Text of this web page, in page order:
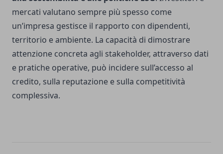
mercati valutano sempre più spesso come
un’impresa gestisce il rapporto con dipendenti,
territorio e ambiente. La capacità di dimostrare
attenzione concreta agli stakeholder, attraverso dati
e pratiche operative, può incidere sull’accesso al
credito, sulla reputazione e sulla competitività
complessiva.